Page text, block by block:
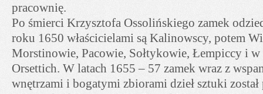
pracownię.
Po śmierci Krzysztofa Ossolińskiego zamek
roku 1650 właścicielami są Kalinowscy, potem
Morstinowie, Pacowie, Sołtykowie, Łempiccy i
Orsettich. W latach 1655 – 57 zamek wraz z
wnętrzami i bogatymi zbiorami dzieł sztuki